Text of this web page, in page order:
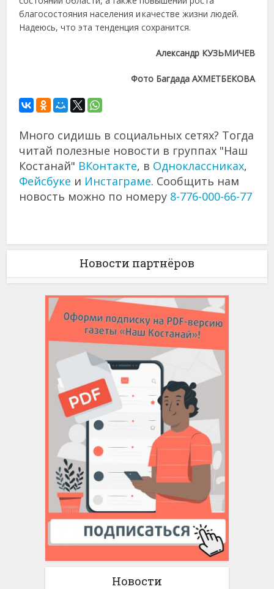
благосостояния населения и качестве жизни людей.
Надеюсь, что эта тенденция сохранится.
Александр КУЗЬМИЧЕВ
Фото Багдада АХМЕТБЕКОВА
Много сидишь в социальных сетях? Тогда
читай полезные новости в группах "Наш
Костанай" ВКонтакте, в Одноклассниках,
Фейсбуке и Инстаграме. Сообщить нам
новость можно по номеру 8-776-000-66-77
Новости партнёров
Новости